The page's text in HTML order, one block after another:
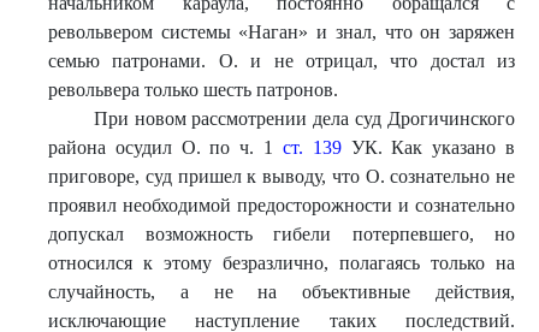
револьвером системы «Наган» и знал, что он заряжен
семью патронами. О. и не отрицал, что достал из
револьвера только шесть патронов.
При новом рассмотрении дела суд Дрогичинского
района осудил О. по ч. 1 ст. 139УК. Как указано в
приговоре, суд пришел к выводу, что О. сознательно не
проявил необходимой предосторожности и сознательно
допускал возможность гибели потерпевшего, но
относился к этому безразлично, полагаясь только на
случайность, а не на объективные действия,
исключающие наступление таких последствий.